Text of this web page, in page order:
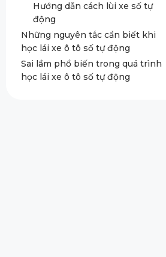
Hướng dẫn cách lùi xe số tự
động
Những nguyên tắc cần biết khi
học lái xe ô tô số tự động
Sai lầm phổ biến trong quá trình
học lái xe ô tô số tự động